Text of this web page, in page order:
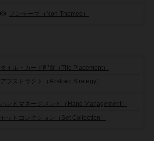
ノンテーマ（Non-Themed）
タイル・カード配置（Tile Placement）
アブストラクト（Abstract Strategy）
ハンドマネージメント（Hand Management）
セットコレクション（Set Collection）